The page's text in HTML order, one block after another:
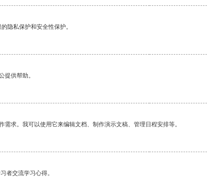
隐私保护和安全性保护。
提供帮助。
求。我可以使用它来编辑文档、制作演示文稿、管理日程安排等。
者交流学习心得。